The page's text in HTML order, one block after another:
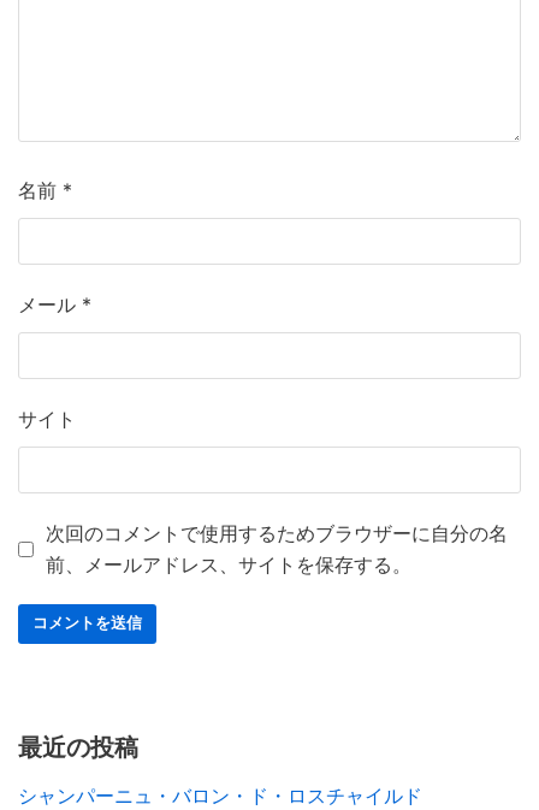
名前 *
メール *
サイト
次回のコメントで使用するためブラウザーに自分の名
前、メールアドレス、サイトを保存する。
最近の投稿
シャンパーニュ・バロン・ド・ロスチャイルド